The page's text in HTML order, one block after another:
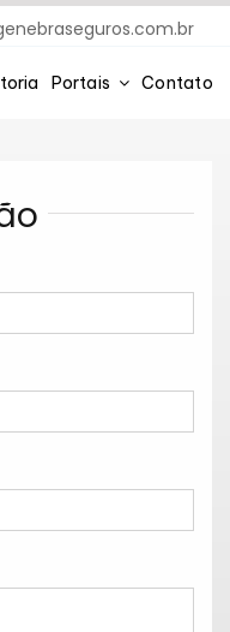
Portais Contato